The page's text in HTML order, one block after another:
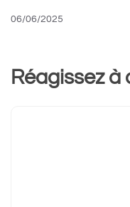
06/06/2025
Réagissez à